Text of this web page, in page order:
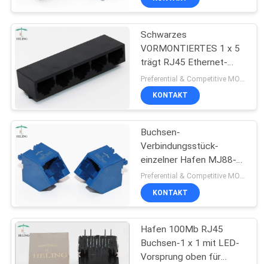
Vertikales RJ45
Jack
22
Rechtwinkliges
Verbindungsstück
Schwarzes
VORMONTIERTES 1 x 5
trägt RJ45 Ethernet-
Anschluss der Buchsen-
10P4C für DSL/ADSL
KONTAKT
Buchsen-
Verbindungsstück-
einzelner Hafen MJ88-
U211-JLN1 ODM 45
Grad-Rj45
Preferential & Competitive MOQ:2000
KONTAKT
Hafen 100Mb RJ45
Buchsen-1 x 1 mit LED-
Vorsprung oben für